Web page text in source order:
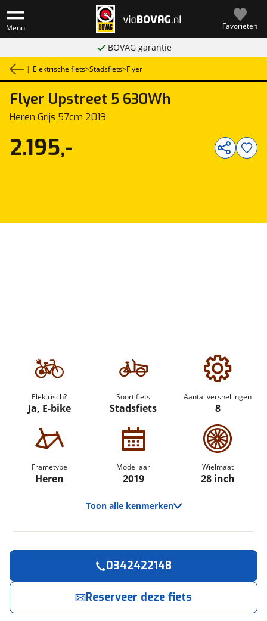
Menu Favorieten
BOVAG garantie
| Elektrische fiets>Stadsfiets>Flyer
Flyer Upstreet 5 630Wh
Heren Grijs 57cm 2019
Elektrisch?
Ja, E-bike
Soort fiets
Stadsfiets
Aantal versnellingen
8
Frametype
Heren
Modeljaar
2019
Wielmaat
28 inch
Toon alle kenmerken
Flyer
Model
Upstreet 5 630Wh
2.195,-
0342422148
Reserveer deze fiets
nu!
Broekhuis Fietsen Occasions Barneveld